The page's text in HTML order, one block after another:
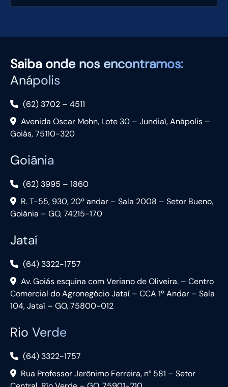
Saiba onde nos encontramos:
Anápolis
(62) 3702 – 4511
Avenida Oscar Mohn, Lote 30 – Jundiaí, Anápolis –
Goiás, 75110-320
Goiânia
(62) 3995 – 1860
R. T-55, 930, 20º andar – Sala 2008 – Setor Bueno,
Goiânia – GO, 74215-170
Jataí
(64) 3322-1757
Av. Goiás esquina com Veriano de Oliveira. – Centro
Comercial do Agronegócio Jataí – CCA 1º Andar – Sala
104, Jataí – GO, 75800-012
Rio Verde
(64) 3322-1757
Rua Professor Jerônimo Ferreira, n° 581 – Setor